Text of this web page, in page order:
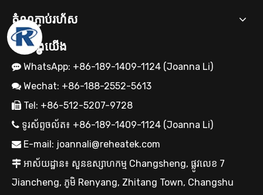
តំណភ្ជាប់រហ័ស
ទាក់ទង​យើង
 WhatsApp: +86-189-1409-1124 (Joanna Li)
 Wechat: +86-188-2552-5613
 Tel: +86-512-5207-9728
 ទូរស័ព្ទចល័ត៖ +86-189-1409-1124 (Joanna Li)
 E-mail: joannali@reheatek.com
 អាស័យដ្ឋាន៖ សួនឧស្សាហកម្ម Changsheng, ផ្លូវលេខ 7
Jiancheng, ភូមិ Renyang, Zhitang Town, Changshu